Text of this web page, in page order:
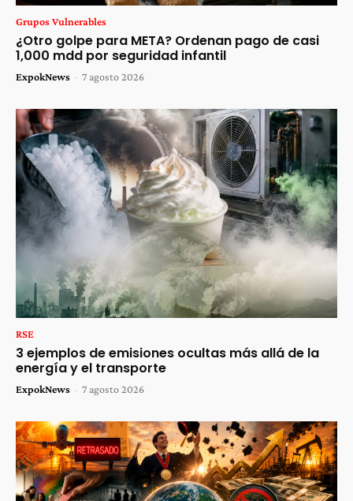
Grupos Vulnerables
¿Otro golpe para META? Ordenan pago de casi
1,000 mdd por seguridad infantil
ExpokNews - 7 agosto 2026
RSE
3 ejemplos de emisiones ocultas más allá de la
energía y el transporte
ExpokNews - 7 agosto 2026